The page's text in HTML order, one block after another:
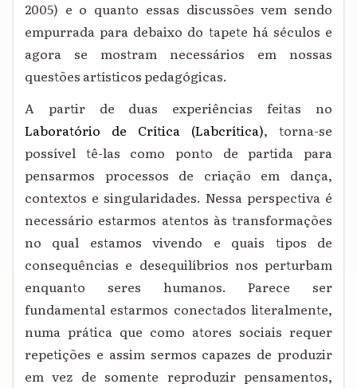
2005) e o quanto essas discussões vem sendo
empurrada para debaixo do tapete há séculos e
agora se mostram necessários em nossas
questões artísticos pedagógicas.
A partir de duas experiências feitas no
Laboratório de Crítica (Labcrítica), torna-se
possível tê-las como ponto de partida para
pensarmos processos de criação em dança,
contextos e singularidades. Nessa perspectiva é
necessário estarmos atentos às transformações
no qual estamos vivendo e quais tipos de
consequências e desequilíbrios nos perturbam
enquanto seres humanos. Parece ser
fundamental estarmos conectados literalmente,
numa prática que como atores sociais requer
repetições e assim sermos capazes de produzir
em vez de somente reproduzir pensamentos,